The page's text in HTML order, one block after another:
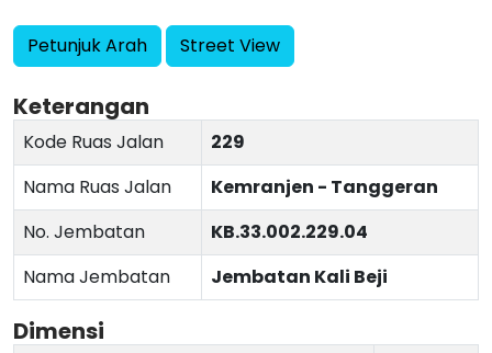
Petunjuk Arah Street View
Keterangan
Kode Ruas Jalan
229
Nama Ruas Jalan
Kemranjen - Tanggeran
No. Jembatan
KB.33.002.229.04
Nama Jembatan
Jembatan Kali Beji
Dimensi